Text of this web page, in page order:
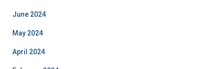
June 2024
May 2024
April 2024